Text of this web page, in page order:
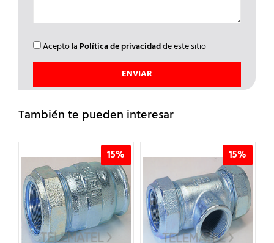
Acepto la Política de privacidadde este sitio
También te pueden interesar
15% 15%